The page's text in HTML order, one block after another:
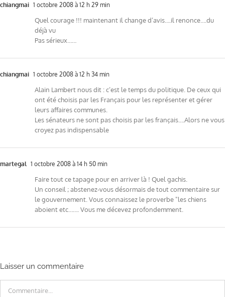
chiangmai 1 octobre 2008 à 12 h 29 min
Quel courage !!! maintenant il change d’avis….il renonce….du
déjà vu
Pas sérieux……
chiangmai 1 octobre 2008 à 12 h 34 min
Alain Lambert nous dit : c’est le temps du politique. De ceux qui
ont été choisis par les Français pour les représenter et gérer
leurs affaires communes.
Les sénateurs ne sont pas choisis par les français….Alors ne vous
croyez pas indispensable
martegal 1 octobre 2008 à 14 h 50 min
Faire tout ce tapage pour en arriver là ! Quel gachis.
Un conseil ; abstenez-vous désormais de tout commentaire sur
le gouvernement. Vous connaissez le proverbe "les chiens
aboient etc……. Vous me décevez profondemment.
Laisser un commentaire